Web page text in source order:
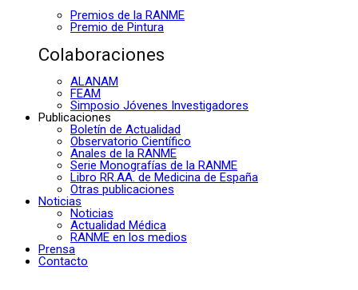
Premios de la RANME
Premio de Pintura
Colaboraciones
ALANAM
FEAM
Simposio Jóvenes Investigadores
Publicaciones
Boletín de Actualidad
Observatorio Científico
Anales de la RANME
Serie Monografías de la RANME
Libro RR.AA. de Medicina de España
Otras publicaciones
Noticias
Noticias
Actualidad Médica
RANME en los medios
Prensa
Contacto